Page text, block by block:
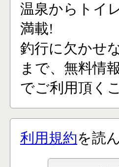
温泉からトイ
満載!
釣行に欠かせ
まで、無料情
でご利用頂く
利用規約を読